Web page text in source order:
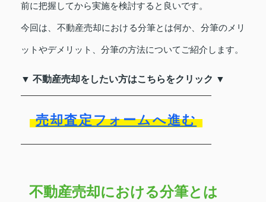
前に把握してから実施を検討すると良いです。
今回は、不動産売却における分筆とは何か、分筆のメリ
ットやデメリット、分筆の方法についてご紹介します。
▼ 不動産売却をしたい方はこちらをクリック ▼
売却査定フォームへ進む
不動産売却における分筆とは